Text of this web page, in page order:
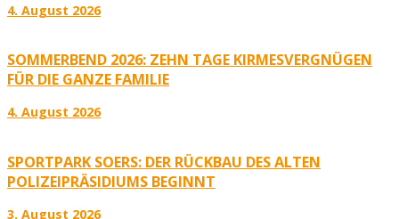
4. August 2026
SOMMERBEND 2026: ZEHN TAGE KIRMESVERGNÜGEN
FÜR DIE GANZE FAMILIE
4. August 2026
SPORTPARK SOERS: DER RÜCKBAU DES ALTEN
POLIZEIPRÄSIDIUMS BEGINNT
3. August 2026